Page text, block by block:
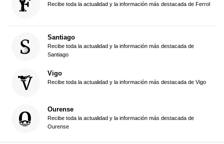
Recibe toda la actualidad y la información más destacada de Ferrol
Santiago
Recibe toda la actualidad y la información más destacada de
Santiago
Vigo
Recibe toda la actualidad y la información más destacada de Vigo
Ourense
Recibe toda la actualidad y la información más destacada de
Ourense